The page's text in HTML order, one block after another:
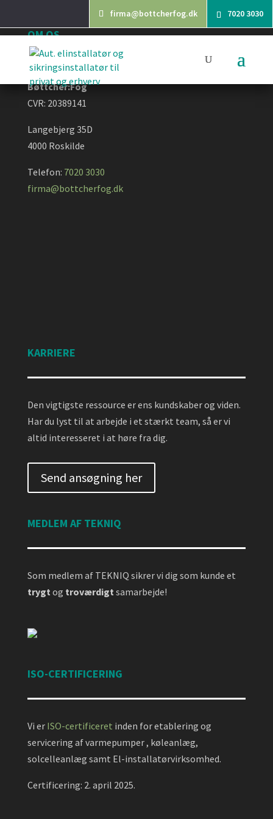
7020 3030
firma@bottcherfog.dk
OM OS
Bøttcher:Fog
CVR: 20389141
Langebjerg 35D
4000 Roskilde
Telefon: 7020 3030
firma@bottcherfog.dk
KARRIERE
Den vigtigste ressource er ens kundskaber og viden.
Har du lyst til at arbejde i et stærkt team, så er vi
altid interesseret i at høre fra dig.
Send ansøgning her
MEDLEM AF TEKNIQ
Som medlem af TEKNIQ sikrer vi dig som kunde et
trygt og troværdigt samarbejde!
ISO-CERTIFICERING
Vi er ISO-certificeret inden for etablering og
servicering af varmepumper , køleanlæg,
solcelleanlæg samt El-installatørvirksomhed.
Certificering: 2. april 2025.